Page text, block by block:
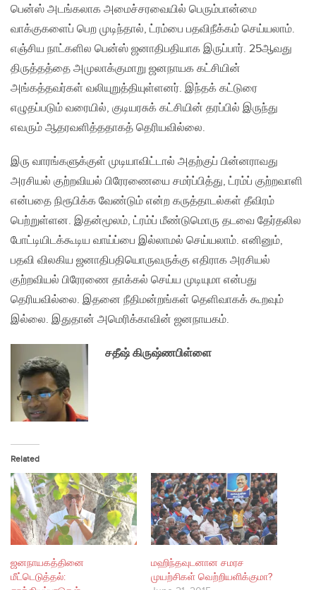
பென்ஸ் அடங்கலாக அமைச்சரவையில் பெரும்பான்மை
வாக்குகளைப் பெற முடிந்தால், ட்ரம்பை பதவிநீக்கம் செய்யலாம்.
எஞ்சிய நாட்களில பென்ஸ் ஜனாதிபதியாக இருப்பார். 25ஆவது
திருத்தத்தை அமுலாக்குமாறு ஜனநாயக கட்சியின்
அங்கத்தவர்கள் வலியுறுத்தியுள்ளனர். இந்தக் கட்டுரை
எழுதப்படும் வரையில், குடியரசுக் கட்சியின் தரப்பில் இருந்து
எவரும் ஆதரவளித்ததாகத் தெரியவில்லை.
இரு வாரங்களுக்குள் முடியாவிட்டால் அதற்குப் பின்னராவது
அரசியல் குற்றவியல் பிரேரணையை சமர்ப்பித்து, ட்ரம்ப் குற்றவாளி
என்பதை நிரூபிக்க வேண்டும் என்ற கருத்தாடல்கள் தீவிரம்
பெற்றுள்ளன. இதன்மூலம், ட்ரம்ப் மீண்டுமொரு தடவை தேர்தலில
போட்டியிடக்கூடிய வாய்ப்பை இல்லாமல் செய்யலாம். எனினும்,
பதவி விலகிய ஜனாதிபதியொருவருக்கு எதிராக அரசியல்
குற்றவியல் பிரேரணை தாக்கல் செய்ய முடியுமா என்பது
தெரியவில்லை. இதனை நீதிமன்றங்கள் தெளிவாகக் கூறவும்
இல்லை. இதுதான் அமெரிக்காவின் ஜனநாயகம்.
சதீஷ் கிருஷ்ணபிள்ளை
Related
ஜனநாயகத்தினை
மீட்டெடுத்தல்:
மஹிந்தவுடனான சமரச
முயற்சிகள் வெற்றியளிக்குமா?